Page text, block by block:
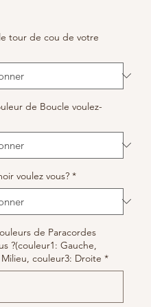
tour de cou de votre
de Boucle voulez-
voulez vous? *
de Paracordes
?(couleur1: Gauche,
couleur3: Droite *